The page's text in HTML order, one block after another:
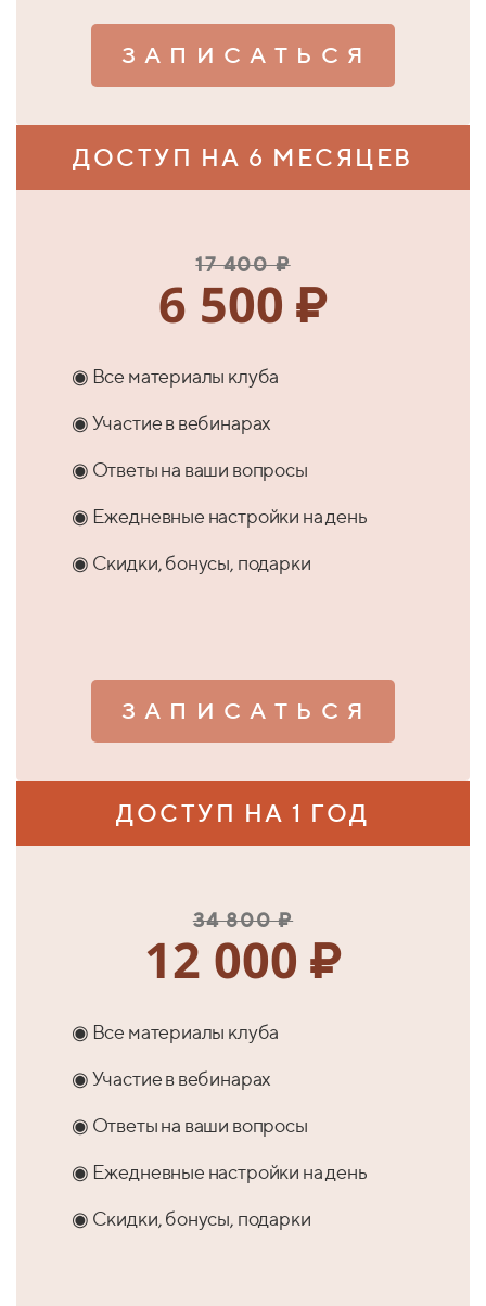
З А П И С А Т Ь С Я
ДОСТУП НА 6 МЕСЯЦЕВ
17 400 ₽
6 500 ₽
◉ Все материалы клуба
◉ Участие в вебинарах
◉ Ответы на ваши вопросы
◉ Ежедневные настройки на день
◉ Скидки, бонусы, подарки
З А П И С А Т Ь С Я
ДОСТУП НА 1 ГОД
34 800 ₽
12 000 ₽
◉ Все материалы клуба
◉ Участие в вебинарах
◉ Ответы на ваши вопросы
◉ Ежедневные настройки на день
◉ Скидки, бонусы, подарки